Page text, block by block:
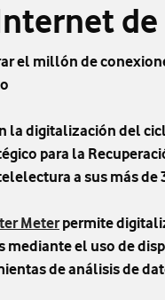
de
el millón de
la digitalización del
para la
a sus más de
Meterpermite
mediante el uso de
de análisis de